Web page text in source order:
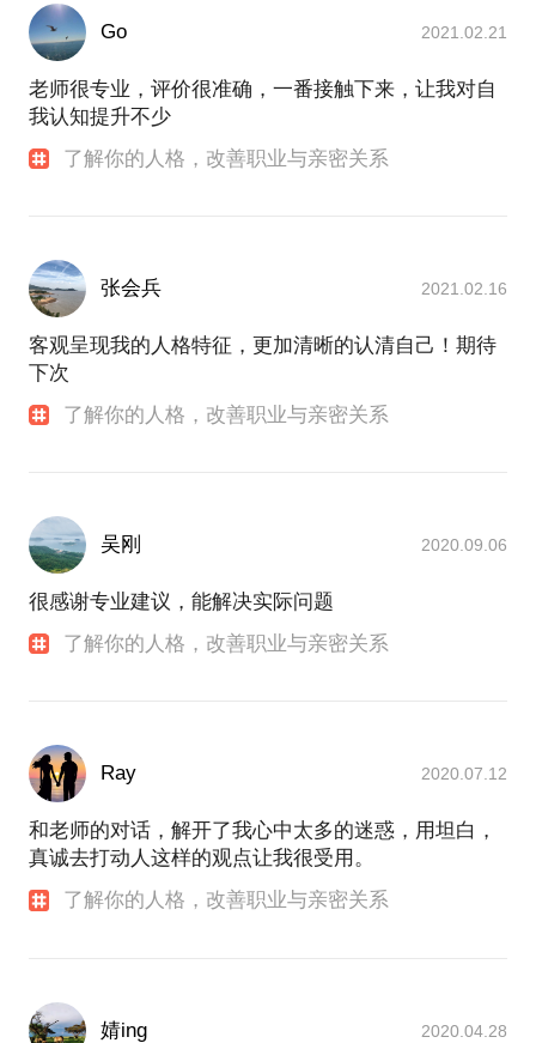
Go 2021.02.21
老师很专业，评价很准确，一番接触下来，让我对自
我认知提升不少
了解你的人格，改善职业与亲密关系
张会兵 2021.02.16
客观呈现我的人格特征，更加清晰的认清自己！期待
下次
了解你的人格，改善职业与亲密关系
吴刚 2020.09.06
很感谢专业建议，能解决实际问题
了解你的人格，改善职业与亲密关系
Ray 2020.07.12
和老师的对话，解开了我心中太多的迷惑，用坦白，
真诚去打动人这样的观点让我很受用。
了解你的人格，改善职业与亲密关系
婧ing 2020.04.28